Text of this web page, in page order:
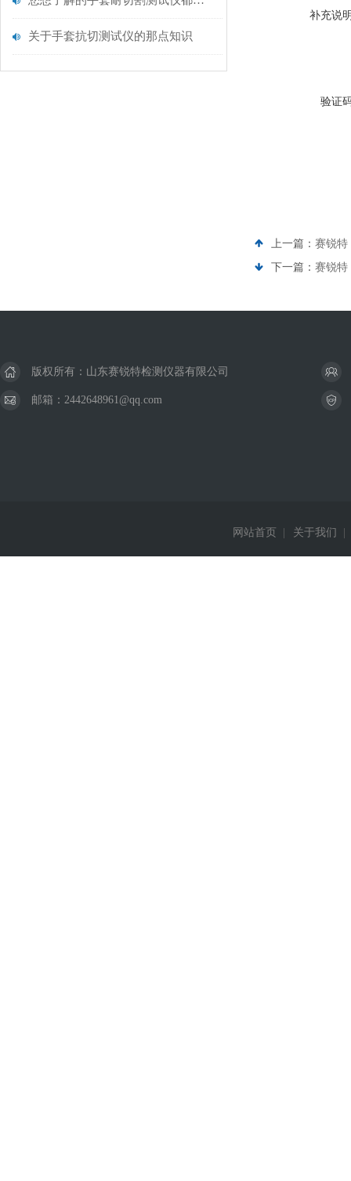
关于手套抗切测试仪的那点知识
补充说
验证
上一篇： 赛锐特
下一篇： 赛锐特
版权所有：山东赛锐特检测仪器有限公司
邮箱：2442648961@qq.com
网站首页 关于我们